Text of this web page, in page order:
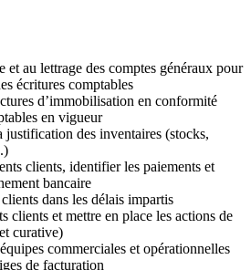
et au lettrage des comptes généraux pour
écritures comptables
d’immobilisation en conformité
en vigueur
justification des inventaires (stocks,
clients, identifier les paiements et
bancaire
dans les délais impartis
clients et mettre en place les actions de
curative)
commerciales et opérationnelles
de facturation